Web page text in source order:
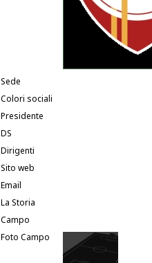
Sede
Colori sociali
Presidente
DS
Dirigenti
Sito web
Email
La Storia
Campo
Foto Campo